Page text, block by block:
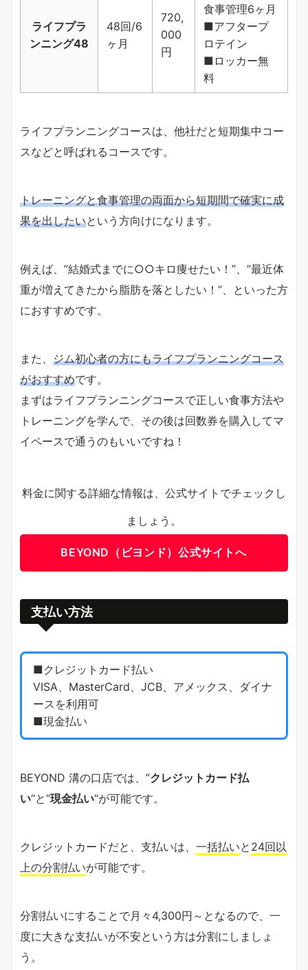
ライフプラ
ンニング48
48回/6
ヶ月
720,
000
円
食事管理6ヶ月
■アフタープ
ロテイン
■ロッカー無
料
ライフプランニングコースは、他社だと短期集中コー
スなどと呼ばれるコースです。
トレーニングと食事管理の両面から短期間で確実に成
果を出したいという方向けになります。
例えば、”結婚式までに○○キロ痩せたい！”、”最近体
重が増えてきたから脂肪を落としたい！”、といった方
におすすめです。
また、 ジム初心者の方にもライフプランニングコース
がおすすめです。
まずはライフプランニングコースで正しい食事方法や
トレーニングを学んで、その後は回数券を購入してマ
イペースで通うのもいいですね！
料金に関する詳細な情報は、公式サイトでチェックし
ましょう。
BEYOND（ビヨンド）公式サイトへ
支払い方法
■クレジットカード払い
VISA、MasterCard、JCB、アメックス、ダイナ
ースを利用可
■現金払い
BEYOND 溝の口店では、”クレジットカード払
い“と”現金払い“が可能です。
クレジットカードだと、支払いは、 一括払いと 24回以
上の分割払いが可能です。
分割払いにすることで月々4,300円～となるので、一
度に大きな支払いが不安という方は分割にしましょ
う。